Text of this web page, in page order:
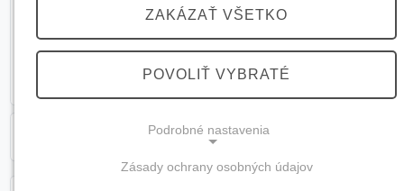
ZAKÁZAŤ VŠETKO
POVOLIŤ VYBRATÉ
Podrobné nastavenia
Zásady ochrany osobných údajov